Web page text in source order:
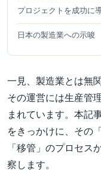
プロジェクトを成功に
日本の製造業への示唆
一見、製造業とは無
その運営には生産管
まれています。本記
をきっかけに、その
「移管」のプロセス
察します。